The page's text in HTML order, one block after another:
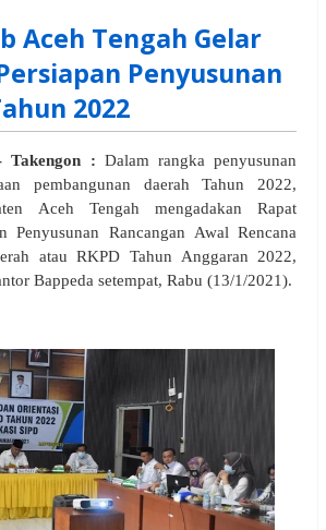
Aceh Tengah Gelar
Penyusunan
2022
Takengon : Dalam rangka penyusunan
pembangunan daerah Tahun 2022,
Aceh Tengah mengadakan Rapat
Penyusunan Rancangan Awal Rencana
atau RKPD Tahun Anggaran 2022,
Bappeda setempat, Rabu (13/1/2021).